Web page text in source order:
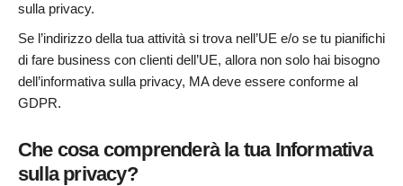
sulla privacy.
Se l’indirizzo della tua attività si trova nell’UE e/o se tu pianifichi
di fare business con clienti dell’UE, allora non solo hai bisogno
dell’informativa sulla privacy, MA deve essere conforme al
GDPR.
Che cosa comprenderà la tua Informativa
sulla privacy?